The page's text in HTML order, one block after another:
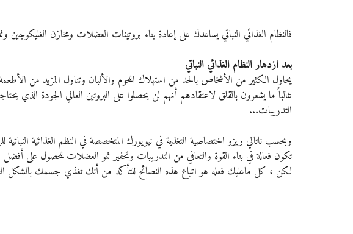
فالنظام الغذائي النباتي يساعدك على إعادة بناء بروتينات العضلات ومخازن
بعد ازدهار النظام الغذائي النباتي
يحاول الكثير من الأشخاص بالحد من استهلاك اللحوم والألبان وتناول المزيد من الأطعمة
غالباً ما يشعرون بالقلق لاعتقادهم أنهم لن يحصلوا على البروتين العالي الجودة الذي
التدريبات...
وبحسب ناتالي ريزو اختصاصية التغذية في نيويورك المتخصصة في النظم الغذائية النباتية
تكون فعالة في بناء القوة والتعافي من التدريبات وتحفير نمو العضلات للحصول على أفضل
لكن ، كل ماعليك فعله هو اتباع هذه النصائح للتأكد من أنك تغذي جسمك بالشكل